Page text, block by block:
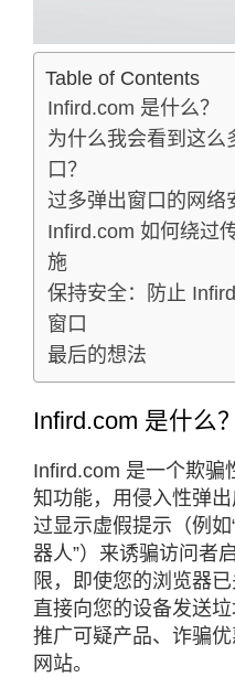
Table of Contents
Infird.com 是什么？
为什么我会看到这么
口？
过多弹出窗口的网络
Infird.com 如何绕过
施
保持安全：防止
窗口
最后的想法
Infird.com 是什么？
Infird.com 是一个欺骗
知功能，用侵入性弹
过显示虚假提示（例
器人”）来诱骗访问者
限，即使您的浏览器
直接向您的设备发送
推广可疑产品、诈骗
网站。